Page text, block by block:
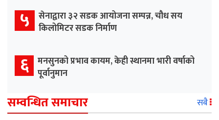
५
सेनाद्वारा ३२ सडक आयोजना सम्पन्न, चौध सय
किलोमिटर सडक निर्माण
६ मनसुनको प्रभाव कायम, केही स्थानमा भारी वर्षाको
पूर्वानुमान
सम्वन्धित समाचार सबै